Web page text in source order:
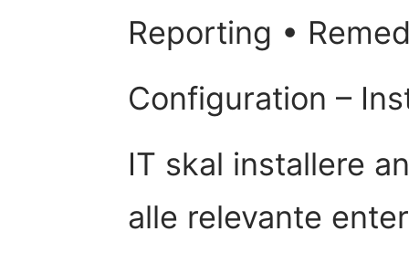
Reporting •
Configuration –
IT skal installere
alle relevante